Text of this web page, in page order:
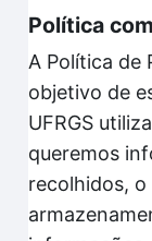
Política
A Política de
objetivo de
UFRGS
queremos
recolhidos,